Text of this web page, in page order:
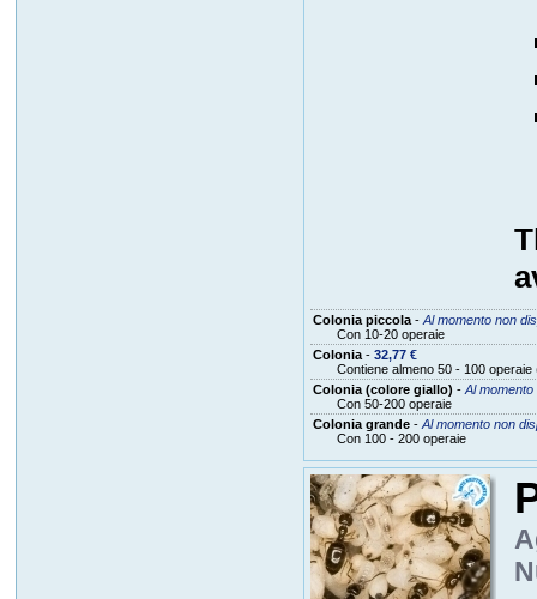
Colonia piccola- Al momento non
Con 10-20 operaie
Colonia- 32,77 €
Contiene almeno 50 - 100 operaie
Colonia (colore giallo) - Al momento
Con 50-200 operaie
Colonia grande- Al momento non
Con 100 - 200 operaie